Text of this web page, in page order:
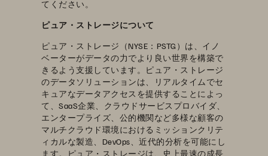
てください。
ピュア・ストレージについて
ピュア・ストレージ（NYSE：PSTG）は、イノ
ベーターがデータの力でより良い世界を構築で
きるよう支援しています。ピュア・ストレージ
のデータソリューションは、リアルタイムでセ
キュアなデータアクセスを提供することによっ
て、SaaS企業、クラウドサービスプロバイダ、
エンタープライズ、公的機関など多様な顧客の
マルチクラウド環境におけるミッションクリテ
ィカルな製造、DevOps、近代的分析を可能にし
ます。ピュア・ストレージは、史上最速の成長